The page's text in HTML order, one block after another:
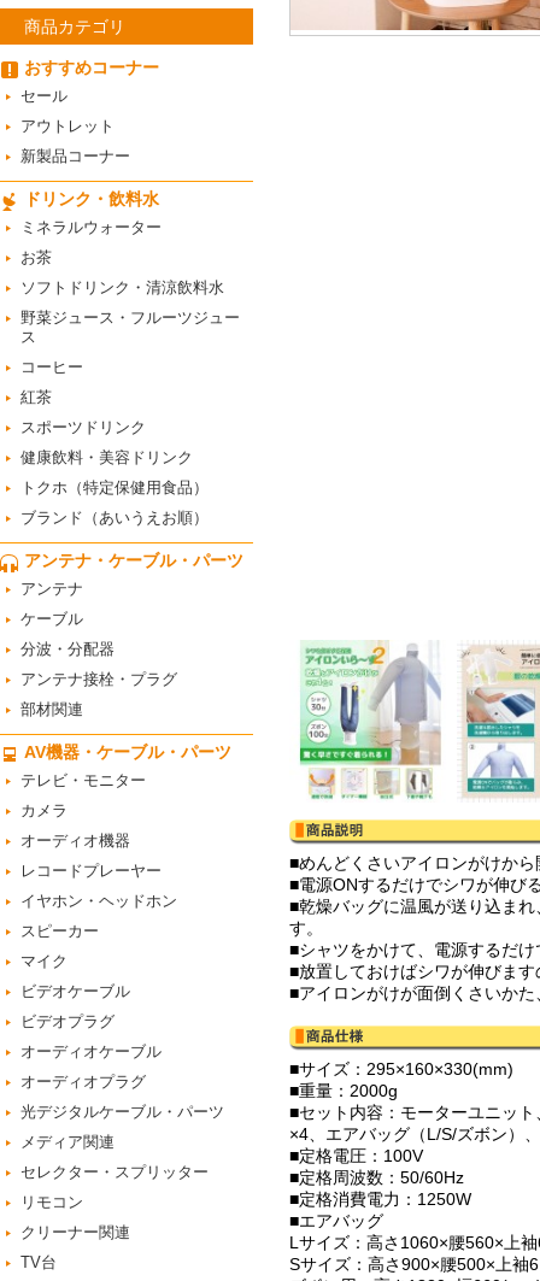
商品カテゴリ
おすすめコーナー
セール
アウトレット
新製品コーナー
ドリンク・飲料水
ミネラルウォーター
お茶
ソフトドリンク・清涼飲料水
野菜ジュース・フルーツジュー
ス
コーヒー
紅茶
スポーツドリンク
健康飲料・美容ドリンク
トクホ（特定保健用食品）
ブランド（あいうえお順）
アンテナ・ケーブル・パーツ
アンテナ
ケーブル
分波・分配器
アンテナ接栓・プラグ
部材関連
AV機器・ケーブル・パーツ
テレビ・モニター
カメラ
オーディオ機器
レコードプレーヤー
イヤホン・ヘッドホン
スピーカー
マイク
ビデオケーブル
ビデオプラグ
オーディオケーブル
オーディオプラグ
光デジタルケーブル・パーツ
メディア関連
セレクター・スプリッター
リモコン
クリーナー関連
TV台
■めんどくさいアイロンがけか
■電源ONするだけでシワが伸び
■乾燥バッグに温風が送り込ま
す。
■シャツをかけて、電源するだけ
■放置しておけばシワが伸びま
■アイロンがけが面倒くさいか
■サイズ：295×160×330(mm)
■重量：2000g
■セット内容：モーターユニッ
×4、エアバッグ（L/S/ズボン）
■定格電圧：100V
■定格周波数：50/60Hz
■定格消費電力：1250W
■エアバッグ
Lサイズ：高さ1060×腰560×上
Sサイズ：高さ900×腰500×上袖